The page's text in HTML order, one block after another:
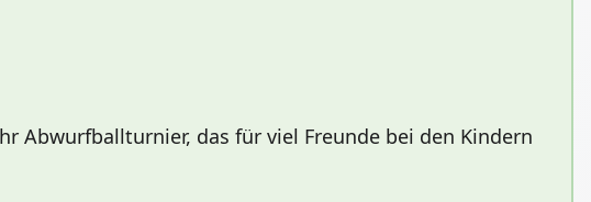
Abwurfballturnier, das für viel Freunde bei den Kindern